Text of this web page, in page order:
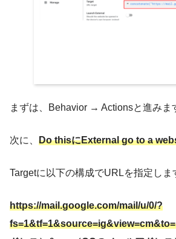
まずは、Behavior → Actionsと進みま
次に、 Do thisにExternal go to a
Targetに以下の構成でURLを指定しま
https://mail.google.com/mail/u/0/?
fs=1&tf=1&source=ig&view=cm&to=